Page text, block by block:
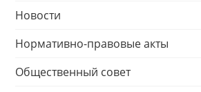
Новости
Нормативно-правовые акты
Общественный совет